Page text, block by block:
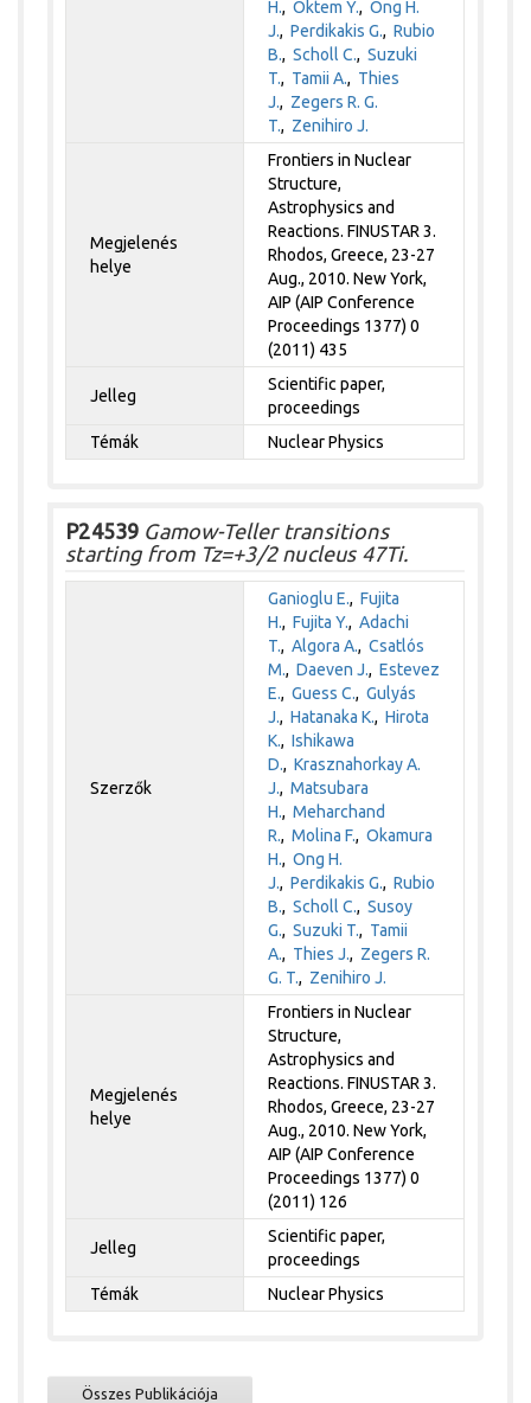
H.,Oktem Y.,Ong H.
J.,Perdikakis G.,Rubio
B.,Scholl C.,Suzuki
T., Tamii A., Thies
J., Zegers R. G.
T., Zenihiro J.
Megjelenés
helye
Frontiers in Nuclear
Structure,
Astrophysics and
Reactions. FINUSTAR 3.
Rhodos, Greece, 23-27
Aug., 2010. New York,
AIP (AIP Conference
Proceedings 1377) 0
(2011) 435
Jelleg
Scientific paper,
proceedings
Témák
Nuclear Physics
P24539 Gamow-Teller transitions
starting from Tz=+3/2 nucleus 47Ti.
Szerzők
Ganioglu E.,Fujita
H.,Fujita Y.,Adachi
T.,Algora A.,Csatlós
M.,Daeven J.,Estevez
E.,Guess C.,Gulyás
J.,Hatanaka K.,Hirota
K.,Ishikawa
D.,Krasznahorkay A.
J.,Matsubara
H.,Meharchand
R.,Molina F.,Okamura
H.,Ong H.
J.,Perdikakis G.,Rubio
B.,Scholl C.,Susoy
G.,Suzuki T., Tamii
A., Thies J., Zegers R.
G. T., Zenihiro J.
Megjelenés
helye
Frontiers in Nuclear
Structure,
Astrophysics and
Reactions. FINUSTAR 3.
Rhodos, Greece, 23-27
Aug., 2010. New York,
AIP (AIP Conference
Proceedings 1377) 0
(2011) 126
Jelleg
Scientific paper,
proceedings
Témák
Nuclear Physics
Összes Publikációja